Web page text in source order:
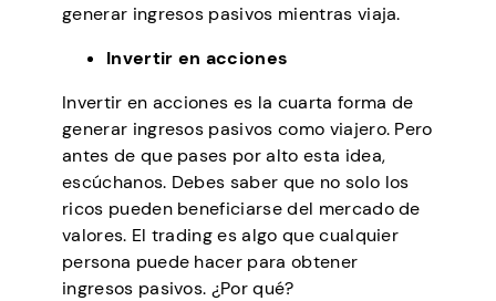
generar ingresos pasivos mientras viaja.
Invertir en acciones
Invertir en acciones es la cuarta forma de
generar ingresos pasivos como viajero. Pero
antes de que pases por alto esta idea,
escúchanos. Debes saber que no solo los
ricos pueden beneficiarse del mercado de
valores. El trading es algo que cualquier
persona puede hacer para obtener
ingresos pasivos. ¿Por qué?